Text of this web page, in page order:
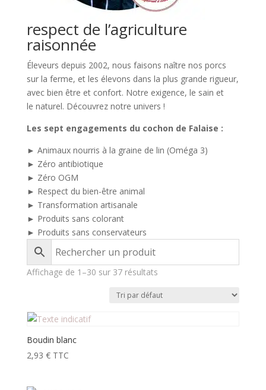
respect de l’agriculture
raisonnée
Éleveurs depuis 2002, nous faisons naître nos porcs
sur la ferme, et les élevons dans la plus grande rigueur,
avec bien être et confort. Notre exigence, le sain et
le naturel. Découvrez notre univers !
Les sept engagements du cochon de Falaise :
► Animaux nourris à la graine de lin (Oméga 3)
► Zéro antibiotique
► Zéro OGM
► Respect du bien-être animal
► Transformation artisanale
► Produits sans colorant
► Produits sans conservateurs
Affichage de 1–30 sur 37 résultats
Boudin blanc
2,93 € TTC